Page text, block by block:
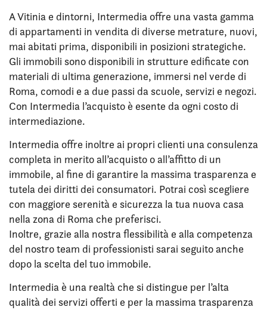
A Vitinia e dintorni, Intermedia offre una vasta gamma
di appartamenti in vendita di diverse metrature, nuovi,
mai abitati prima, disponibili in posizioni strategiche.
Gli immobili sono disponibili in strutture edificate con
materiali di ultima generazione, immersi nel verde di
Roma, comodi e a due passi da scuole, servizi e negozi.
Con Intermedia l’acquisto è esente da ogni costo di
intermediazione.
Intermedia offre inoltre ai propri clienti una consulenza
completa in merito all’acquisto o all’affitto di un
immobile, al fine di garantire la massima trasparenza e
tutela dei diritti dei consumatori. Potrai così scegliere
con maggiore serenità e sicurezza la tua nuova casa
nella zona di Roma che preferisci.
Inoltre, grazie alla nostra flessibilità e alla competenza
del nostro team di professionisti sarai seguito anche
dopo la scelta del tuo immobile.
Intermedia è una realtà che si distingue per l’alta
qualità dei servizi offerti e per la massima trasparenza